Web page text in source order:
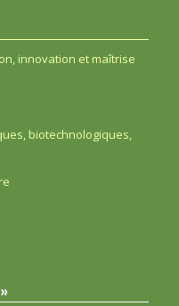
innovation et maîtrise
biotechnologiques,